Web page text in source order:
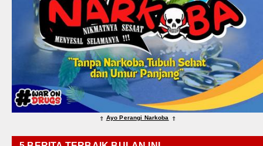
⇑ Ayo Perangi Narkoba ⇑